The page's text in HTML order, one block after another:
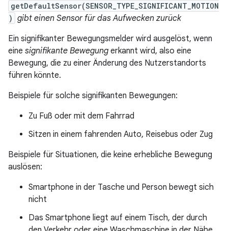
getDefaultSensor(SENSOR_TYPE_SIGNIFICANT_MOTION
) gibt einen Sensor für das Aufwecken zurück
Ein signifikanter Bewegungsmelder wird ausgelöst, wenn
eine signifikante Bewegung erkannt wird, also eine
Bewegung, die zu einer Änderung des Nutzerstandorts
führen könnte.
Beispiele für solche signifikanten Bewegungen:
Zu Fuß oder mit dem Fahrrad
Sitzen in einem fahrenden Auto, Reisebus oder Zug
Beispiele für Situationen, die keine erhebliche Bewegung
auslösen:
Smartphone in der Tasche und Person bewegt sich
nicht
Das Smartphone liegt auf einem Tisch, der durch